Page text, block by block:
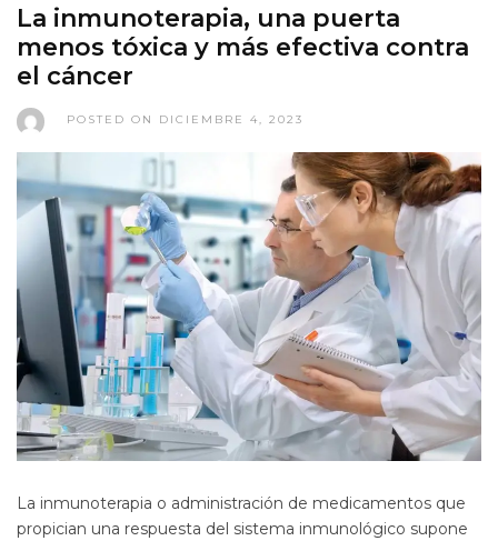
La inmunoterapia, una puerta
menos tóxica y más efectiva contra
el cáncer
POSTED ON DICIEMBRE 4, 2023
La inmunoterapia o administración de medicamentos que
propician una respuesta del sistema inmunológico supone